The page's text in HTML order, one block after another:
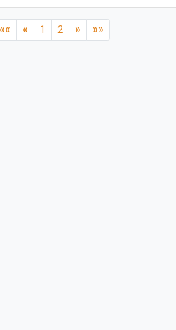
«« « 1 2 » »»